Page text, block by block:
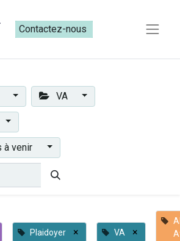
Contactez-nous​​
VA
à venir
Plaidoyer × VA ×